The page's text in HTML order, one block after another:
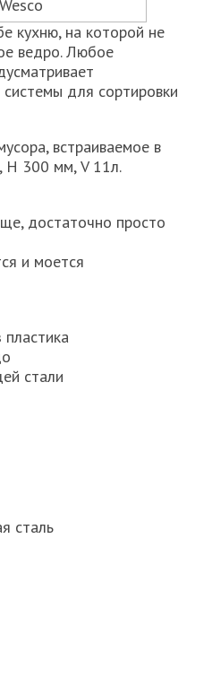
Wesco
кухню, на которой не
ведро. Любое
для сортировки
встраиваемое в
Н 300 мм, V 11л.
достаточно просто
и моется
стали
сталь